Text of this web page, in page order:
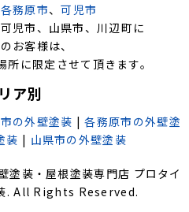
各務原市、可児市
児市、山県市、川辺町に
お客様は、
に限定させて頂きます。
ア別
の外壁塗装 |各務原市の外壁塗
装 | 山県市の外壁塗装
塗装・屋根塗装専門店 プロタイ
. All Rights Reserved.